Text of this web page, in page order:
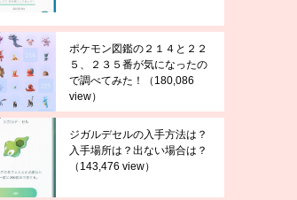
ポケモン図鑑の２１４と２２
５、２３５番が気になったの
で調べてみた！
（180,086
view）
ジガルデセルの入手方法は？
入手場所は？出ない場合は？
（143,476 view）